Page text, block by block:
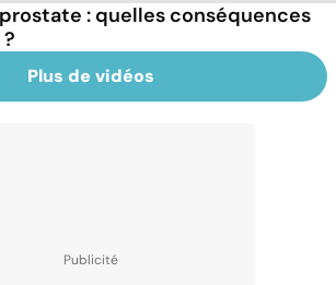
: quelles conséquences
Plus de vidéos